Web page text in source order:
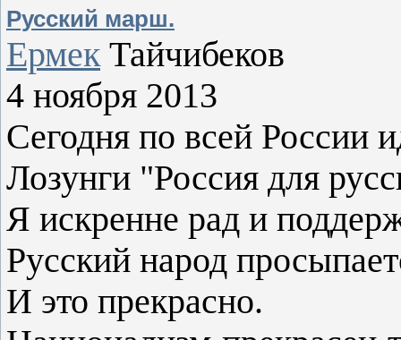
Русский марш.
ЕрмекТайчибеков
4 ноября 2013
Сегодня по всей России
Лозунги "Россия для
Я искренне рад и
Русский народ
И это прекрасно.